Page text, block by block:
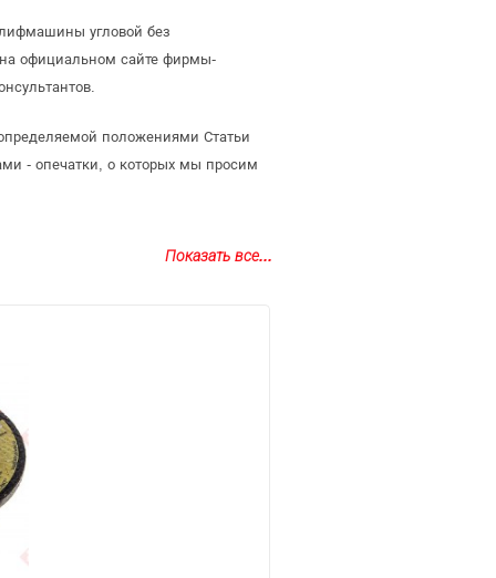
угловой без
официальном сайте фирмы-
положениями Статьи
- опечатки, о которых мы просим
Показать все...